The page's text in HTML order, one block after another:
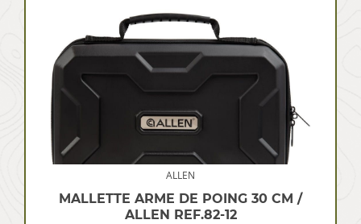
ALLEN
MALLETTE ARME DE POING 30 CM /
ALLEN REF.82-12